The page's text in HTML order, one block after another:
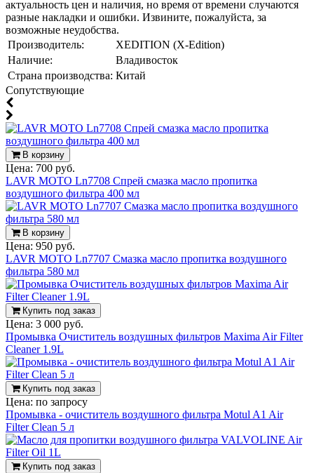
актуальность цен и наличия, но время от времени случаются
разные накладки и ошибки. Извините, пожалуйста, за
возможные неудобства.
Производитель:
XEDITION (X-Edition)
Наличие:
Владивосток
Страна производства: Китай
Cопутствующие
В корзину
Цена: 700 руб.
LAVR MOTO Ln7708 Спрей смазка масло пропитка
воздушного фильтра 400 мл
В корзину
Цена: 950 руб.
LAVR MOTO Ln7707 Смазка масло пропитка воздушного
фильтра 580 мл
Купить под заказ
Цена: 3 000 руб.
Промывка Очиститель воздушных фильтров Maxima Air Filter
Cleaner 1.9L
Купить под заказ
Цена: по запросу
Промывка - очиститель воздушного фильтра Motul A1 Air
Filter Clean 5 л
Купить под заказ